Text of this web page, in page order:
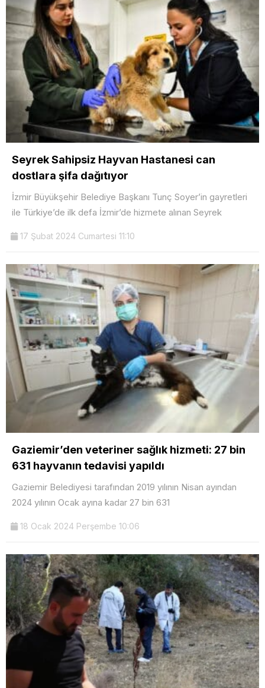
Seyrek Sahipsiz Hayvan Hastanesi can
dostlara şifa dağıtıyor
İzmir Büyükşehir Belediye Başkanı Tunç Soyer’in gayretleri
ile Türkiye’de ilk defa İzmir’de hizmete alınan Seyrek
17 Şubat 2024 Cumartesi 11:10
Gaziemir’den veteriner sağlık hizmeti: 27 bin
631 hayvanın tedavisi yapıldı
Gaziemir Belediyesi tarafından 2019 yılının Nisan ayından
2024 yılının Ocak ayına kadar 27 bin 631
18 Ocak 2024 Perşembe 10:06